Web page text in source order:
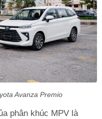
Avanza Premio
phân khúc MPV là